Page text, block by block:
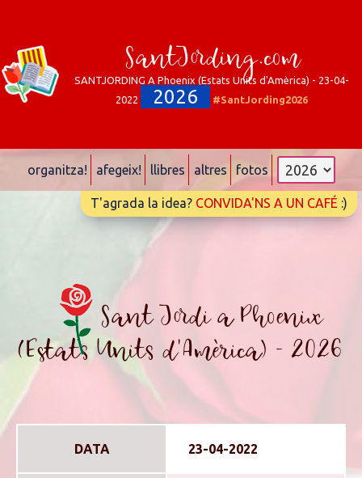
SantJording.com
SANTJORDING A Phoenix (Estats Units d'Amèrica) - 23-04-
2022
2026 #SantJording2026
organitza! afegeix! llibres altres fotos
T'agrada la idea? CONVIDA'NS A UN CAFÉ :)
Sant Jordi a Phoenix
(Estats Units d'Amèrica) - 2026
DATA 23-04-2022